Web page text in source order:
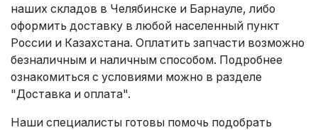
наших складов в Челябинске и Барнауле, либо
оформить доставку в любой населенный пункт
России и Казахстана. Оплатить запчасти возможно
безналичным и наличным способом. Подробнее
ознакомиться с условиями можно в разделе
"Доставка и оплата".
Наши специалисты готовы помочь подобрать